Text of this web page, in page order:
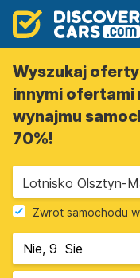
Wyszukaj oferty
innymi ofertami
wynajmu
70%!
Lotnisko Olsztyn-
Zwrot samochodu